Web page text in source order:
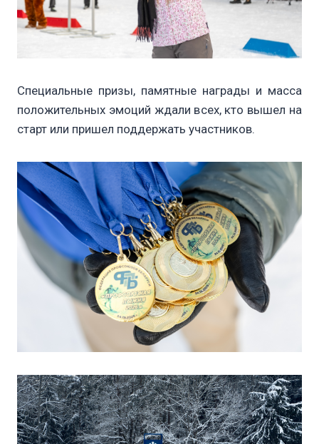
Специальные призы, памятные награды и масса
положительных эмоций ждали всех, кто вышел на
старт или пришел поддержать участников.